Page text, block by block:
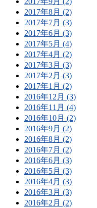
2017年8月 (2)
2017年7月 (3)
2017年6月 (3)
2017年5月 (4)
2017年4月 (2)
2017年3月 (3)
2017年2月 (3)
2017年1月 (2)
2016年12月 (3)
2016年11月 (4)
2016年10月 (2)
2016年9月 (2)
2016年8月 (2)
2016年7月 (2)
2016年6月 (3)
2016年5月 (3)
2016年4月 (3)
2016年3月 (3)
2016年2月 (2)